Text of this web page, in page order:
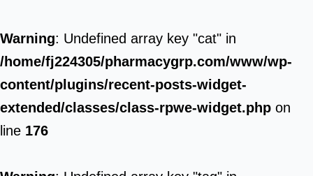
Warning: Undefined array key "cat" in
/home/fj224305/pharmacygrp.com/www/wp-
content/plugins/recent-posts-widget-
extended/classes/class-rpwe-widget.php on
line 176